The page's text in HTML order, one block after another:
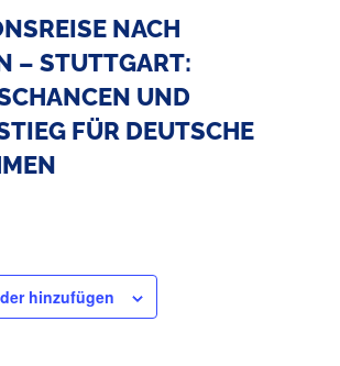
NACH
– STUTTGART:
UND
FÜR DEUTSCHE
hinzufügen